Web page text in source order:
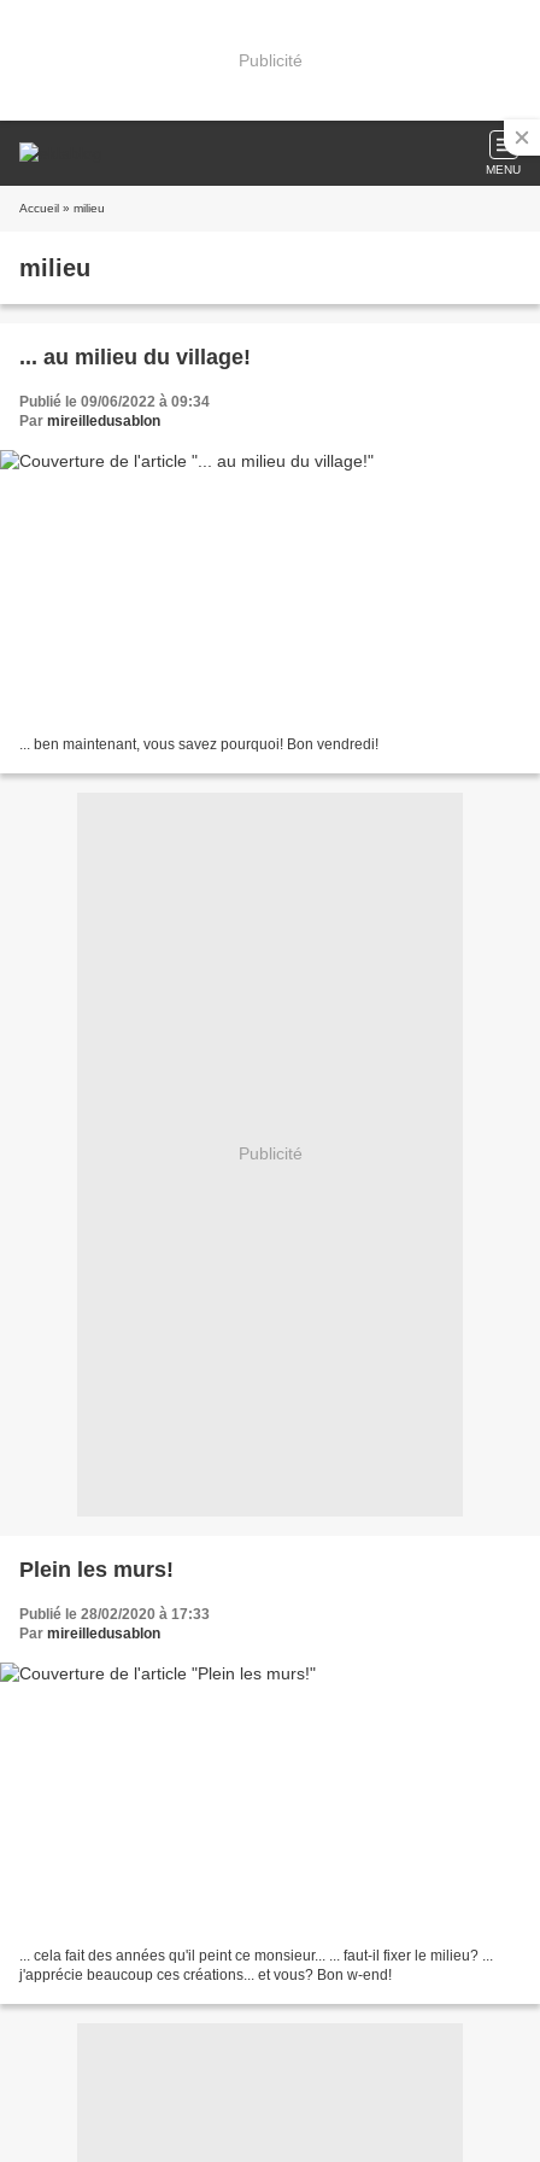
Publicité
MENU
Accueil » milieu
milieu
... au milieu du village!
Publié le 09/06/2022 à 09:34
Par mireilledusablon
... ben maintenant, vous savez pourquoi! Bon vendredi!
Publicité
Plein les murs!
Publié le 28/02/2020 à 17:33
Par mireilledusablon
... cela fait des années qu'il peint ce monsieur... ... faut-il fixer le milieu? ...
j'apprécie beaucoup ces créations... et vous? Bon w-end!